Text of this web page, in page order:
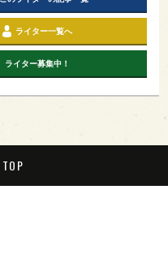
ライター一覧へ
ライター募集中！